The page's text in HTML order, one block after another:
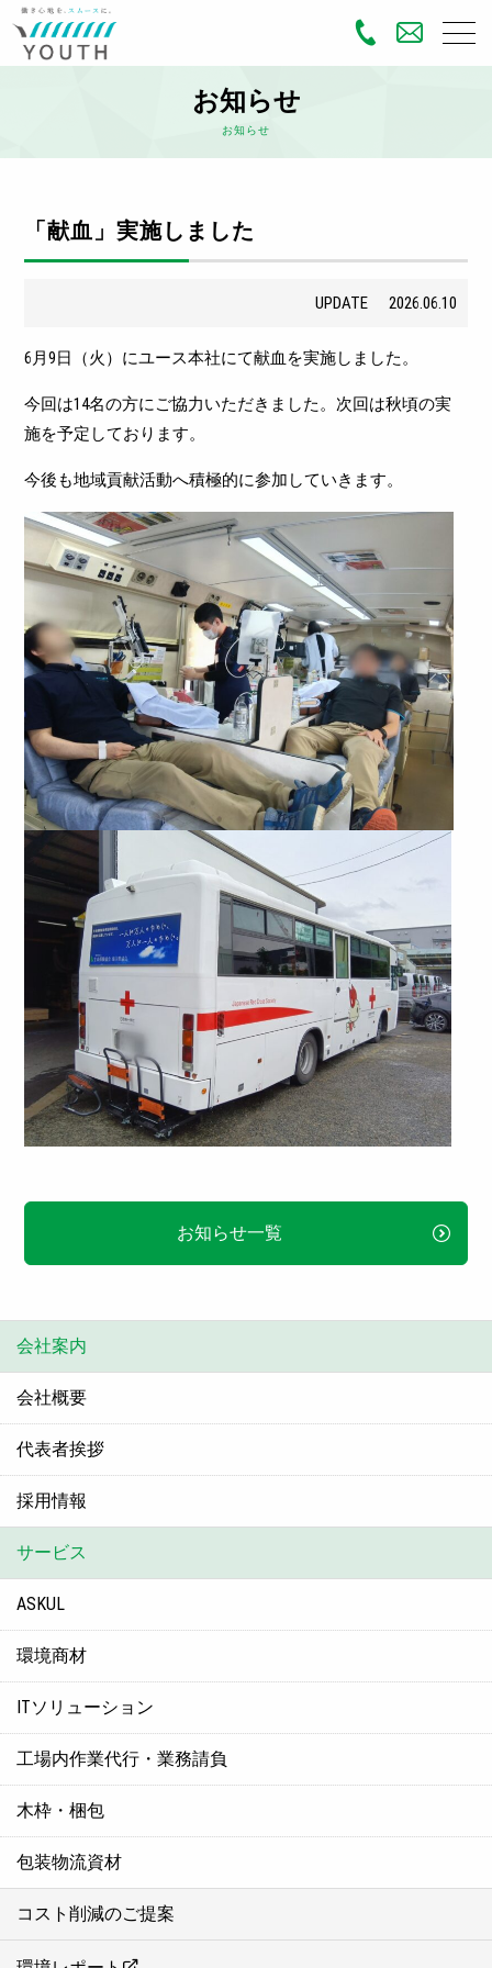
お知らせ
お知らせ
「献血」実施しました
UPDATE 2026.06.10
6月9日（火）にユース本社にて献血を実施しました。
今回は14名の方にご協力いただきました。次回は秋頃の実
施を予定しております。
今後も地域貢献活動へ積極的に参加していきます。
お知らせ一覧
会社案内
会社概要
代表者挨拶
採用情報
サービス
ASKUL
環境商材
ITソリューション
工場内作業代行・業務請負
木枠・梱包
包装物流資材
コスト削減のご提案